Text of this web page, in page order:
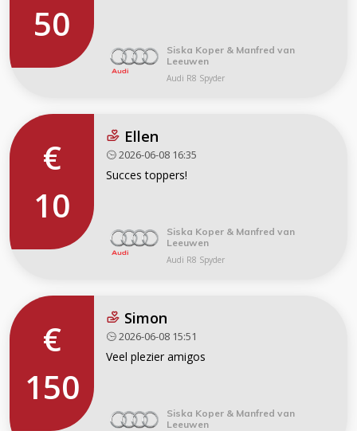
50
Siska Koper & Manfred van
Leeuwen
Audi R8 Spyder
€
10
Ellen
2026-06-08 16:35
Succes toppers!
Siska Koper & Manfred van
Leeuwen
Audi R8 Spyder
€
150
Simon
2026-06-08 15:51
Veel plezier amigos
Siska Koper & Manfred van
Leeuwen